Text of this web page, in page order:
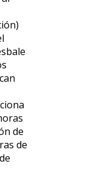
de
de